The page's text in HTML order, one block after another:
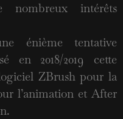
intérêts
énième tentative
en 2018/2019 cette
ZBrush pour la
l’animation et After